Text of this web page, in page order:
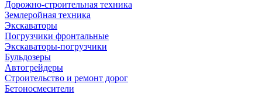
Дорожно-строительная техника
Землеройная техника
Экскаваторы
Погрузчики фронтальные
Экскаваторы-погрузчики
Бульдозеры
Автогрейдеры
Строительство и ремонт дорог
Бетоносмесители